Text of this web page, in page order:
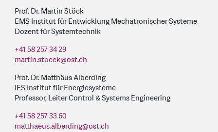
Prof. Dr. Martin Stöck
EMS Institut für Entwicklung Mechatronischer Systeme
Dozent für Systemtechnik
+41 58 257 34 29
martin.stoeck@ost.ch
Prof. Dr. Matthäus Alberding
IES Institut für Energiesysteme
Professor, Leiter Control & Systems Engineering
+41 58 257 33 60
matthaeus.alberding@ost.ch